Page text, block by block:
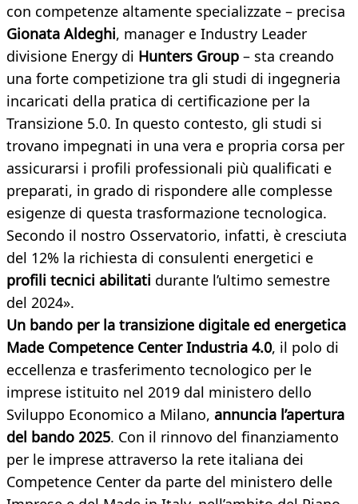
con competenze altamente specializzate – precisa
Gionata Aldeghi, manager e Industry Leader
divisione Energy di Hunters Group – sta creando
una forte competizione tra gli studi di ingegneria
incaricati della pratica di certificazione per la
Transizione 5.0. In questo contesto, gli studi si
trovano impegnati in una vera e propria corsa per
assicurarsi i profili professionali più qualificati e
preparati, in grado di rispondere alle complesse
esigenze di questa trasformazione tecnologica.
Secondo il nostro Osservatorio, infatti, è cresciuta
del 12% la richiesta di consulenti energetici e
profili tecnici abilitati durante l’ultimo semestre
del 2024».
Un bando per la transizione digitale ed energetica
Made Competence Center Industria 4.0, il polo di
eccellenza e trasferimento tecnologico per le
imprese istituito nel 2019 dal ministero dello
Sviluppo Economico a Milano, annuncia l’apertura
del bando 2025. Con il rinnovo del finanziamento
per le imprese attraverso la rete italiana dei
Competence Center da parte del ministero delle